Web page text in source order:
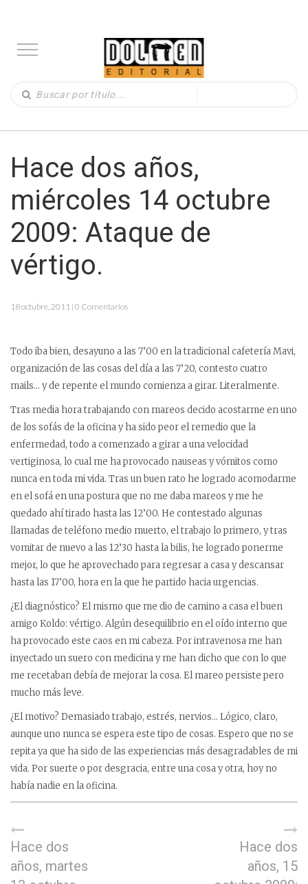
Hace dos años,
miércoles 14 octubre
2009: Ataque de
vértigo.
18 octubre, 2011 | 0 Comentarios
Todo iba bien, desayuno a las 7’00 en la tradicional cafetería Mavi,
organización de las cosas del día a las 7’20, contesto cuatro
mails… y de repente el mundo comienza a girar. Literalmente.
Tras media hora trabajando con mareos decido acostarme en uno
de los sofás de la oficina y ha sido peor el remedio que la
enfermedad, todo a comenzado a girar a una velocidad
vertiginosa, lo cual me ha provocado nauseas y vómitos como
nunca en toda mi vida. Tras un buen rato he logrado acomodarme
en el sofá en una postura que no me daba mareos y me he
quedado ahí tirado hasta las 12’00. He contestado algunas
llamadas de teléfono medio muerto, el trabajo lo primero, y tras
vomitar de nuevo a las 12’30 hasta la bilis, he logrado ponerme
mejor, lo que he aprovechado para regresar a casa y descansar
hasta las 17’00, hora en la que he partido hacia urgencias.
¿El diagnóstico? El mismo que me dio de camino a casa el buen
amigo Koldo: vértigo. Algún desequilibrio en el oído interno que
ha provocado este caos en mi cabeza. Por intravenosa me han
inyectado un suero con medicina y me han dicho que con lo que
me recetaban debía de mejorar la cosa. El mareo persiste pero
mucho más leve.
¿El motivo? Demasiado trabajo, estrés, nervios… Lógico, claro,
aunque uno nunca se espera este tipo de cosas. Espero que no se
repita ya que ha sido de las experiencias más desagradables de mi
vida. Por suerte o por desgracia, entre una cosa y otra, hoy no
había nadie en la oficina.
Hace dos
años, martes
Hace dos
años, 15